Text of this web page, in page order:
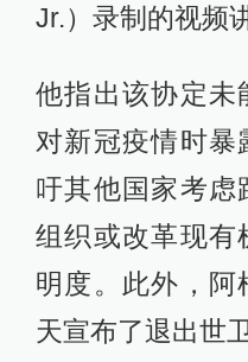
Jr.）录制的视频
他指出该协定未
对新冠疫情时暴
吁其他国家考虑
组织或改革现有
明度。此外，阿
天宣布了退出世